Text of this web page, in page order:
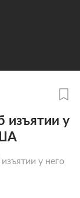
изъятии у
у него